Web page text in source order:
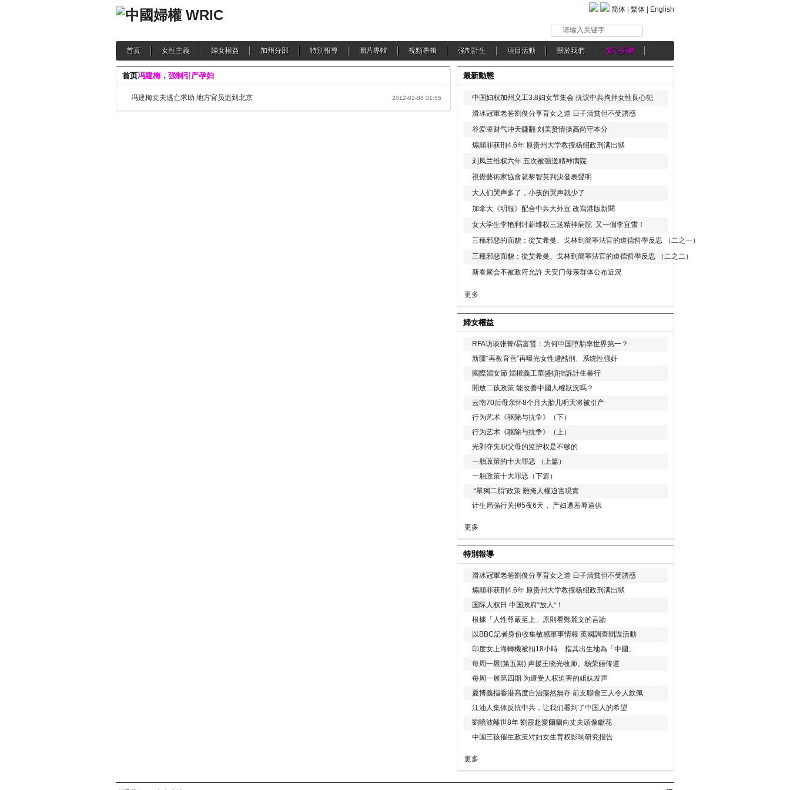
简体 繁体 English
请输入关键字
首頁 女性主義 婦女權益 加州分部 特別報導 圖片專輯 視頻專輯 強制計生 項目活動 關於我們 愛心捐贈
首页冯建梅，强制引产孕妇
冯建梅丈夫逃亡求助 地方官员追到北京 2012-02-08 01:55
最新動態
中国妇权加州义工3.8妇女节集会 抗议中共拘押女性良心犯
滑冰冠軍老爸劉俊分享育女之道 日子清貧但不受誘惑
谷爱凌财气冲天赚翻 刘美贤情操高尚守本分
煽颠罪获刑4.6年 原贵州大学教授杨绍政刑满出狱
刘凤兰维权六年 五次被强送精神病院
視覺藝術家協會就黎智英判決發表聲明
大人们哭声多了，小孩的哭声就少了
加拿大《明報》配合中共大外宣 改寫港版新聞
女大学生李艳利讨薪维权三送精神病院 又一個李宜雪！
三種邪惡的面貌：從艾希曼、戈林到簡寧法官的道德哲學反思 （二之一）
三種邪惡面貌：從艾希曼、戈林到簡寧法官的道德哲學反思 （二之二）
新春聚会不被政府允許 天安门母亲群体公布近況
更多
婦女權益
RFA访谈张菁/易富贤：为何中国堕胎率世界第一？
新疆“再教育营”再曝光女性遭酷刑、系统性强奸
國際婦女節 婦權義工華盛頓控訴計生暴行
開放二孩政策 能改善中國人權狀況嗎？
云南70后母亲怀8个月大胎儿明天将被引产
行为艺术《驱除与抗争》（下）
行为艺术《驱除与抗争》（上）
光剥夺失职父母的监护权是不够的
一胎政策的十大罪恶 （上篇）
一胎政策十大罪恶（下篇）
“單獨二胎”政策 難掩人權迫害現實
计生局強行关押5夜6天， 产妇遭羞辱逼供
更多
特別報導
滑冰冠軍老爸劉俊分享育女之道 日子清貧但不受誘惑
煽颠罪获刑4.6年 原贵州大学教授杨绍政刑满出狱
国际人权日 中国政府“放人“！
根據「人性尊嚴至上」原則看鄭麗文的言論
以BBC記者身份收集敏感軍事情報 英國調查間諜活動
印度女上海轉機被扣18小時 指其出生地為「中國」
每周一展(第五期) 声援王晓光牧师、杨荣丽传道
每周一展第四期 为遭受人权迫害的姐妹发声
夏博義指香港高度自治蕩然無存 前支聯會三人令人欽佩
江油人集体反抗中共，让我们看到了中国人的希望
劉曉波離世8年 劉霞赴愛爾蘭向丈夫頭像獻花
中国三孩催生政策对妇女生育权影响研究报告
更多